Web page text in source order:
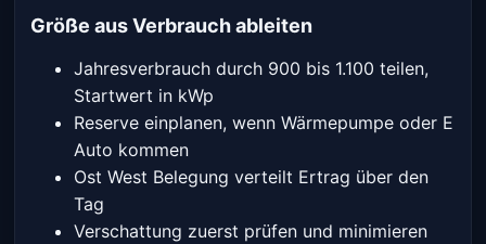
Größe aus Verbrauch ableiten
Jahresverbrauch durch 900 bis 1.100 teilen,
Startwert in kWp
Reserve einplanen, wenn Wärmepumpe oder E
Auto kommen
Ost West Belegung verteilt Ertrag über den
Tag
Verschattung zuerst prüfen und minimieren